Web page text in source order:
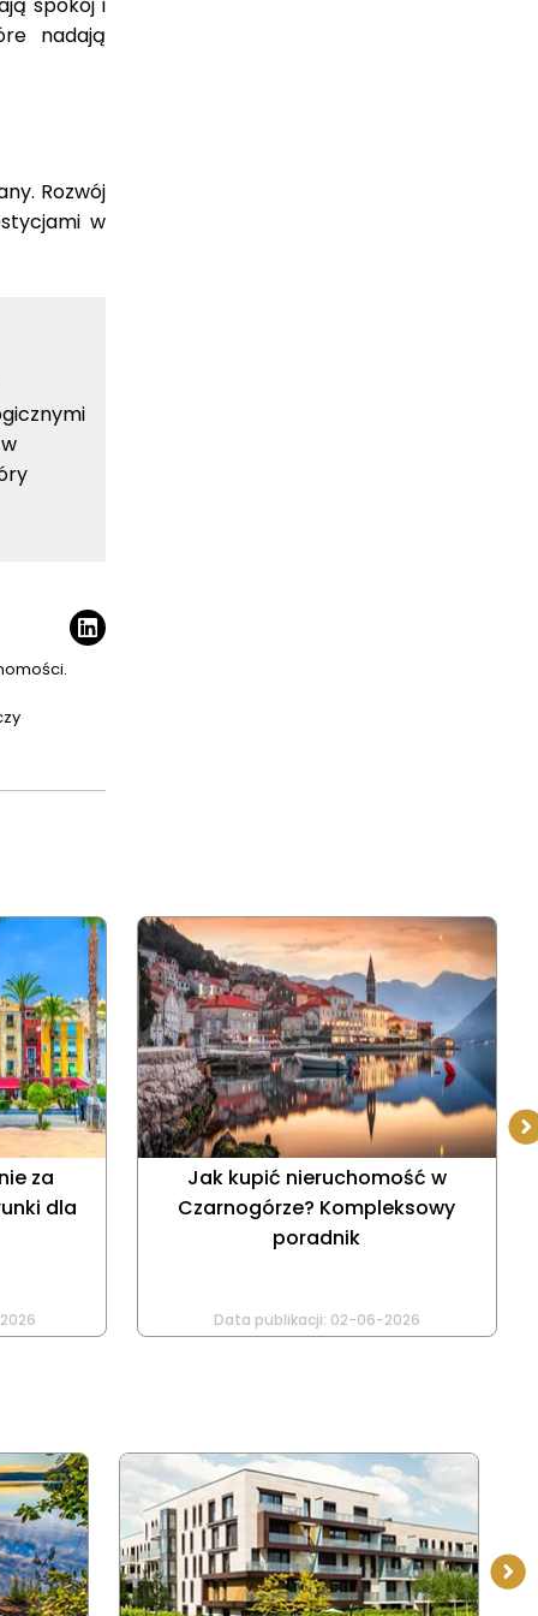
nadają
Rozwój
w
za
dla
Jak kupić nieruchomość w
Czarnogórze? Kompleksowy
poradnik
Data publikacji: 02-06-2026